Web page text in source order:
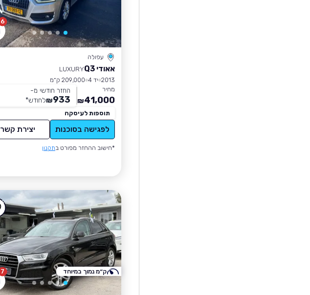
6
עפולה
אאודי Q3
LUXURY
2013 יד 4
209,000 ק״מ
מחיר
41,000
₪
החזר חודשי מ-
933
₪לחודש*
תוספות לעיסקה
לפגישה בסוכנות יצירת קשר
*חישוב ההחזר מפורט בתקנון
7 ק״מ נמוך במיוחד